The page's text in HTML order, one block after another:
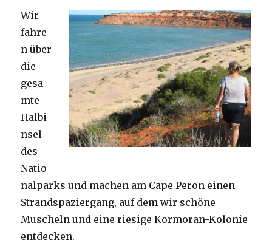
Wir
fahre
n über
die
gesa
mte
Halbi
nsel
des
Natio
nalparks und machen am Cape Peron einen
Strandspaziergang, auf dem wir schöne
Muscheln und eine riesige Kormoran-Kolonie
entdecken.